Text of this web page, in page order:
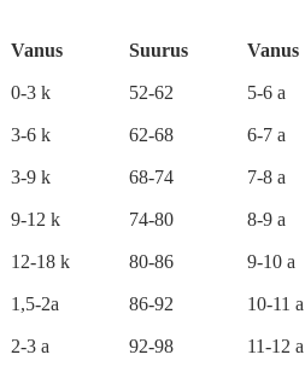
Vanus Suurus Vanus
0-3 k 52-62 5-6 a
3-6 k 62-68 6-7 a
3-9 k 68-74 7-8 a
9-12 k 74-80 8-9 a
12-18 k 80-86 9-10 a
1,5-2a 86-92 10-11 a
2-3 a 92-98 11-12 a